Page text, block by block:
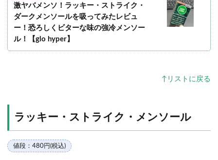
激ヤバメンソ！ラッキー・ストライク・
ダークメンソールを吸ってみたレビュ
ー！恐ろしくビターな味の強冷メンソー
ル！【glo hyper】
↑リストに戻る
ラッキー・ストライク・メンソール
値段：480円(税込)